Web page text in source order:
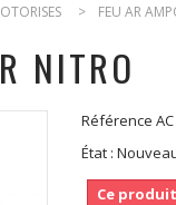
> FEU AR
NITRO
Référence
État :
Ce